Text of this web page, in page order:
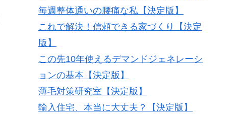
毎週整体通いの腰痛な私【決定版】
これで解決！信頼できる家づくり【決定
版】
この先10年使えるデマンドジェネレーシ
ョンの基本【決定版】
薄毛対策研究室【決定版】
輸入住宅、本当に大丈夫？【決定版】